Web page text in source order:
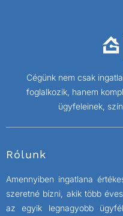
Cégünk nem csak
foglalkozik, hanem
ügyfeleinek,
Rólunk
Amennyiben ingatlana
szeretné bízni, akik több
az egyik legnagyobb